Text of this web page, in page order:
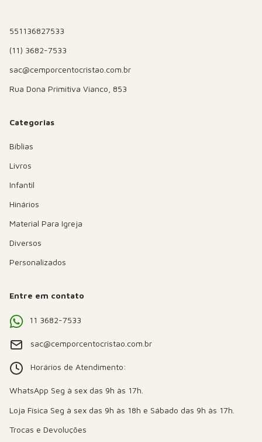
551136827533
(11) 3682-7533
sac@cemporcentocristao.com.br
Rua Dona Primitiva Vianco, 853
Categorias
Bíblias
Livros
Infantil
Hinários
Material Para Igreja
Diversos
Personalizados
Entre em contato
11 3682-7533
sac@cemporcentocristao.com.br
Horários de Atendimento:
Trocas e Devoluções